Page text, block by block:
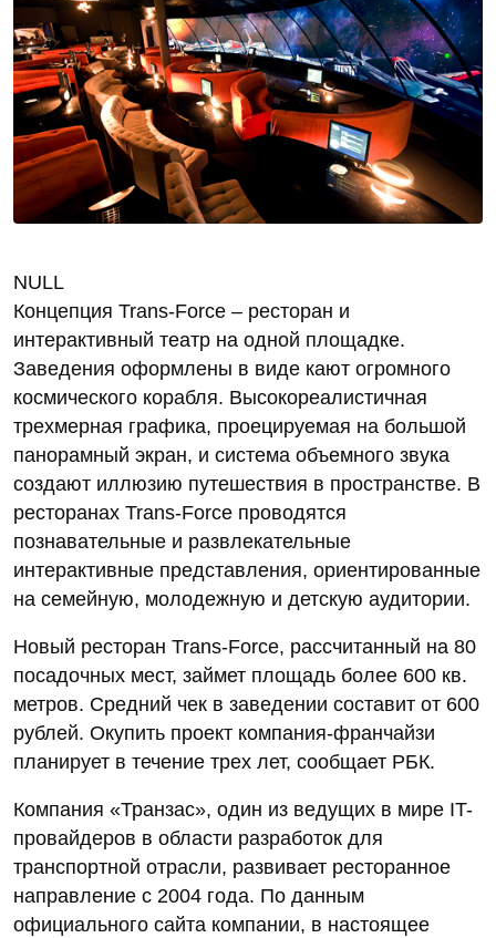
NULL
Концепция Trans-Force – ресторан и
интерактивный театр на одной площадке.
Заведения оформлены в виде кают огромного
космического корабля. Высокореалистичная
трехмерная графика, проецируемая на большой
панорамный экран, и система объемного звука
создают иллюзию путешествия в пространстве. В
ресторанах Trans-Force проводятся
познавательные и развлекательные
интерактивные представления, ориентированные
на семейную, молодежную и детскую аудитории.
Новый ресторан Trans-Force, рассчитанный на 80
посадочных мест, займет площадь более 600 кв.
метров. Средний чек в заведении составит от 600
рублей. Окупить проект компания-франчайзи
планирует в течение трех лет, сообщает РБК.
Компания «Транзас», один из ведущих в мире IT-
провайдеров в области разработок для
транспортной отрасли, развивает ресторанное
направление с 2004 года. По данным
официального сайта компании, в настоящее